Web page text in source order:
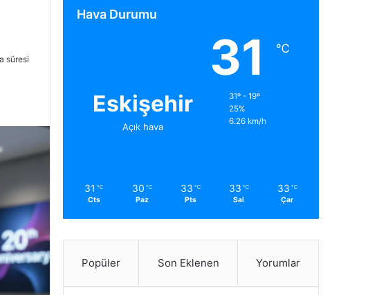
süresi
Hava Durumu
Eskişehir
Açık hava
31 ℃
31º - 19º
25%
6.26 km/h
31 ℃
Cts
30 ℃
Paz
33 ℃
Pts
33 ℃
Sal
33 ℃
Çar
Popüler Son Eklenen Yorumlar